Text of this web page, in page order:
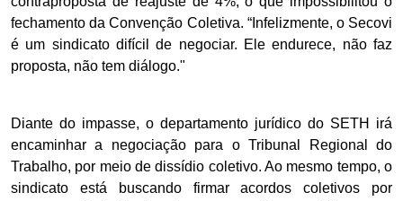
fechamento da Convenção Coletiva. “Infelizmente, o Secovi
é um sindicato difícil de negociar. Ele endurece, não faz
proposta, não tem diálogo."
Diante do impasse, o departamento jurídico do SETH irá
encaminhar a negociação para o Tribunal Regional do
Trabalho, por meio de dissídio coletivo. Ao mesmo tempo, o
sindicato está buscando firmar acordos coletivos por